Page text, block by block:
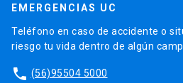
EMERGENCIAS UC
Teléfono en caso de accidente o
riesgo tu vida dentro de algún
phone (56)95504 5000